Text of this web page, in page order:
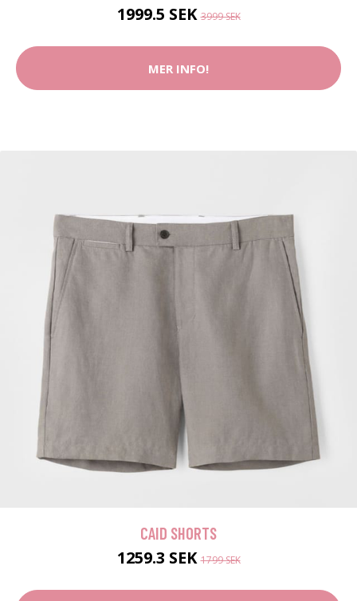
1999.5 SEK3999 SEK
MER INFO!
CAID SHORTS
1259.3 SEK1799 SEK